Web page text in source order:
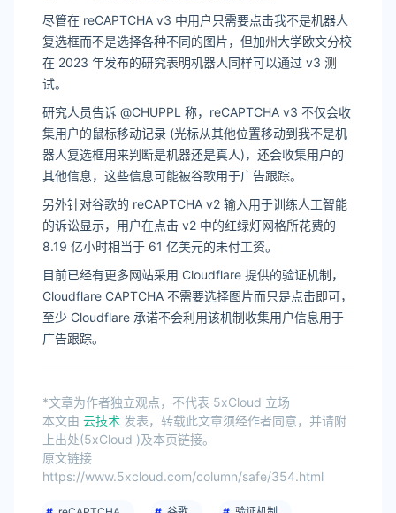
尽管在 reCAPTCHA v3 中用户只需要点击我不是机器人
复选框而不是选择各种不同的图片，但加州大学欧文分校
在 2023 年发布的研究表明机器人同样可以通过 v3 测
试。
研究人员告诉 @CHUPPL 称，reCAPTCHA v3 不仅会收
集用户的鼠标移动记录 (光标从其他位置移动到我不是机
器人复选框用来判断是机器还是真人)，还会收集用户的
其他信息，这些信息可能被谷歌用于广告跟踪。
另外针对谷歌的 reCAPTCHA v2 输入用于训练人工智能
的诉讼显示，用户在点击 v2 中的红绿灯网格所花费的
8.19 亿小时相当于 61 亿美元的未付工资。
目前已经有更多网站采用 Cloudflare 提供的验证机制，
Cloudflare CAPTCHA 不需要选择图片而只是点击即可，
至少 Cloudflare 承诺不会利用该机制收集用户信息用于
广告跟踪。
*文章为作者独立观点，不代表 5xCloud 立场
本文由 云技术 发表，转载此文章须经作者同意，并请附
上出处(5xCloud )及本页链接。
原文链接
https://www.5xcloud.com/column/safe/354.html